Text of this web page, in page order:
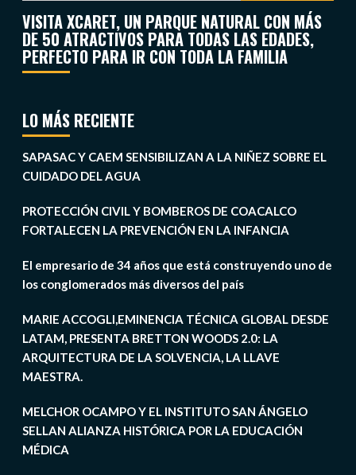
VISITA XCARET, UN PARQUE NATURAL CON MÁS
DE 50 ATRACTIVOS PARA TODAS LAS EDADES,
PERFECTO PARA IR CON TODA LA FAMILIA
LO MÁS RECIENTE
SAPASAC Y CAEM SENSIBILIZAN A LA NIÑEZ SOBRE EL
CUIDADO DEL AGUA
PROTECCIÓN CIVIL Y BOMBEROS DE COACALCO
FORTALECEN LA PREVENCIÓN EN LA INFANCIA
El empresario de 34 años que está construyendo uno de
los conglomerados más diversos del país
MARIE ACCOGLI,EMINENCIA TÉCNICA GLOBAL DESDE
LATAM, PRESENTA BRETTON WOODS 2.0: LA
ARQUITECTURA DE LA SOLVENCIA, LA LLAVE
MAESTRA.
MELCHOR OCAMPO Y EL INSTITUTO SAN ÁNGELO
SELLAN ALIANZA HISTÓRICA POR LA EDUCACIÓN
MÉDICA